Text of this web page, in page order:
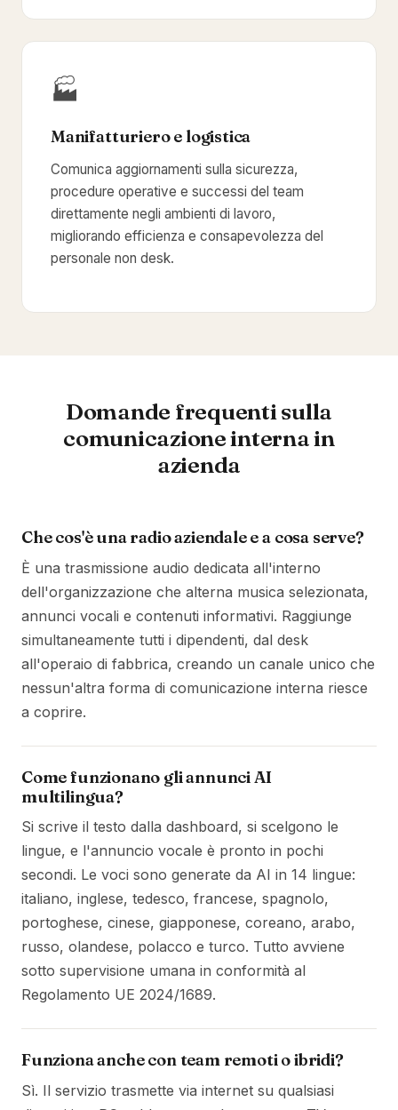
🏭
Manifatturiero e logistica
Comunica aggiornamenti sulla sicurezza,
procedure operative e successi del team
direttamente negli ambienti di lavoro,
migliorando efficienza e consapevolezza del
personale non desk.
Domande frequenti sulla
comunicazione interna in
azienda
Che cos'è una radio aziendale e a cosa serve?
È una trasmissione audio dedicata all'interno
dell'organizzazione che alterna musica selezionata,
annunci vocali e contenuti informativi. Raggiunge
simultaneamente tutti i dipendenti, dal desk
all'operaio di fabbrica, creando un canale unico che
nessun'altra forma di comunicazione interna riesce
a coprire.
Come funzionano gli annunci AI
multilingua?
Si scrive il testo dalla dashboard, si scelgono le
lingue, e l'annuncio vocale è pronto in pochi
secondi. Le voci sono generate da AI in 14 lingue:
italiano, inglese, tedesco, francese, spagnolo,
portoghese, cinese, giapponese, coreano, arabo,
russo, olandese, polacco e turco. Tutto avviene
sotto supervisione umana in conformità al
Regolamento UE 2024/1689.
Funziona anche con team remoti o ibridi?
Sì. Il servizio trasmette via internet su qualsiasi